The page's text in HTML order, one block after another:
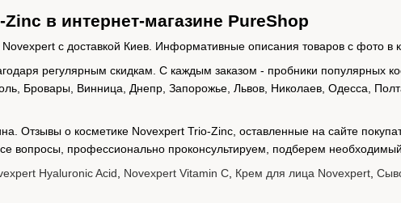
в интернет-магазине PureShop
с доставкой Киев. Информативные описания товаров с фото в
регулярным скидкам. С каждым заказом - пробники популярных
Бровары, Винница, Днепр, Запорожье, Львов, Николаев, Одесса,
Отзывы о косметике Novexpert Trio-Zinc, оставленные на сайте
вопросы, профессионально проконсультируем, подберем необходимый
Hyaluronic Acid Novexpert Vitamin C Крем для лица Novexpert